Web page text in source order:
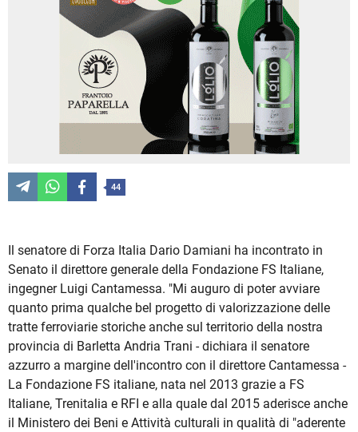
44
Il senatore di Forza Italia Dario Damiani ha incontrato in
Senato il direttore generale della Fondazione FS Italiane,
ingegner Luigi Cantamessa. "Mi auguro di poter avviare
quanto prima qualche bel progetto di valorizzazione delle
tratte ferroviarie storiche anche sul territorio della nostra
provincia di Barletta Andria Trani - dichiara il senatore
azzurro a margine dell'incontro con il direttore Cantamessa -
La Fondazione FS italiane, nata nel 2013 grazie a FS
Italiane, Trenitalia e RFI e alla quale dal 2015 aderisce anche
il Ministero dei Beni e Attività culturali in qualità di "aderente